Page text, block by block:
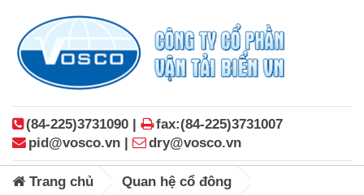
(84-225)3731090 |
fax:(84-225)3731007
pid@vosco.vn |
dry@vosco.vn
Trang chủ Quan hệ cổ đông